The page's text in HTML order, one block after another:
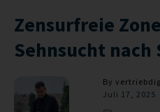
Zensurfreie
Sehnsucht nach
By
Juli 17, 2025